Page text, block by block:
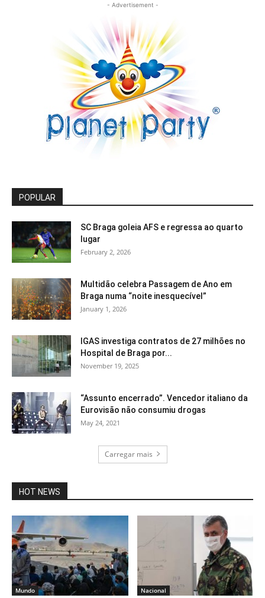
- Advertisement -
POPULAR
SC Braga goleia AFS e regressa ao quarto
lugar
February 2, 2026
Multidão celebra Passagem de Ano em
Braga numa “noite inesquecível”
January 1, 2026
IGAS investiga contratos de 27 milhões no
Hospital de Braga por...
November 19, 2025
“Assunto encerrado”. Vencedor italiano da
Eurovisão não consumiu drogas
May 24, 2021
Carregar mais
HOT NEWS
Mundo Nacional